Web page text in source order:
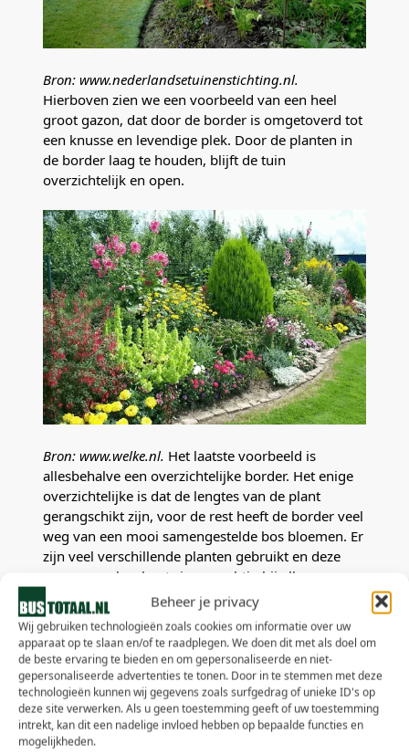
Beheer je privacy
Wij gebruiken technologieën zoals cookies om informatie over uw
apparaat op te slaan en/of te raadplegen. We doen dit met als doel om
de beste ervaring te bieden en om gepersonaliseerde en niet-
gepersonaliseerde advertenties te tonen. Door in te stemmen met deze
technologieën kunnen wij gegevens zoals surfgedrag of unieke ID's op
deze site verwerken. Als u geen toestemming geeft of uw toestemming
intrekt, kan dit een nadelige invloed hebben op bepaalde functies en
mogelijkheden.
Bron: www.nederlandsetuinenstichting.nl.
Hierboven zien we een voorbeeld van een heel
groot gazon, dat door de border is omgetoverd tot
een knusse en levendige plek. Door de planten in
de border laag te houden, blijft de tuin
overzichtelijk en open.
Bron: www.welke.nl. Het laatste voorbeeld is
allesbehalve een overzichtelijke border. Het enige
overzichtelijke is dat de lengtes van de plant
gerangschikt zijn, voor de rest heeft de border veel
weg van een mooi samengestelde bos bloemen. Er
zijn veel verschillende planten gebruikt en deze
passen, zoals u kunt zien, prachtig bij elkaar.
Zelf een border creëren?
Nu u weet hoe een border gelegd kan worden en
hoe deze eruit kan komen te zien, is het tijd om zelf
aan de slag te gaan! Zoek de juiste spullen bij
elkaar en u kunt in uw eigen tuin aan het werk.